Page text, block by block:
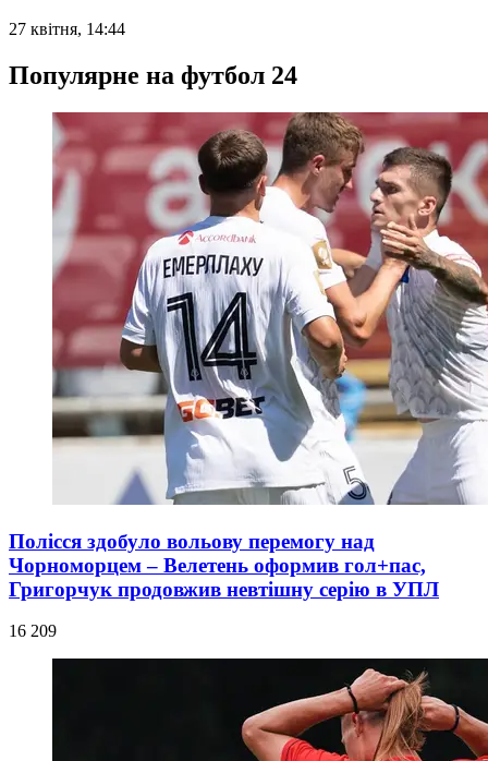
27 квітня, 14:44
Популярне на футбол 24
Полісся здобуло вольову перемогу над
Чорноморцем – Велетень оформив гол+пас,
Григорчук продовжив невтішну серію в УПЛ
16 209